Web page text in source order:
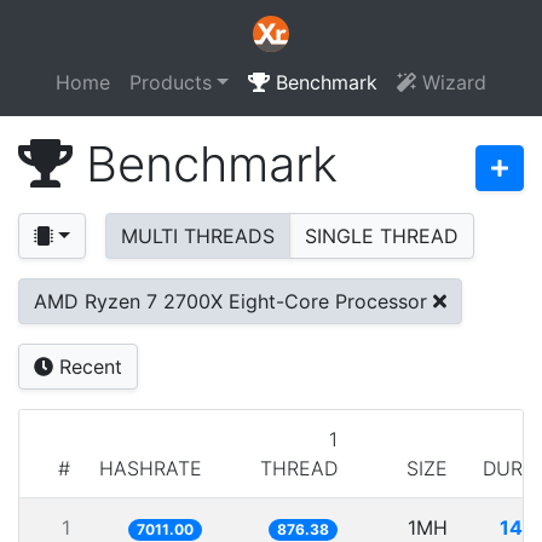
Home Products Benchmark Wizard
Benchmark
MULTI THREADS SINGLE THREAD
AMD Ryzen 7 2700X Eight-Core Processor
Recent
# HASHRATE
1
THREAD
SIZE
1 7011.00 876.38 1MH